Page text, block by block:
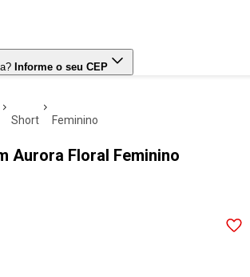
Informe o seu CEP
short feminino
Aurora Floral Feminino